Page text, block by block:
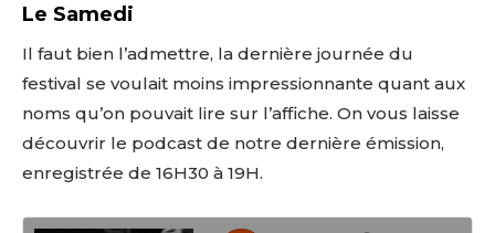
Le Samedi
Il faut bien l’admettre, la dernière journée du
festival se voulait moins impressionnante quant aux
noms qu’on pouvait lire sur l’affiche. On vous laisse
découvrir le podcast de notre dernière émission,
enregistrée de 16H30 à 19H.